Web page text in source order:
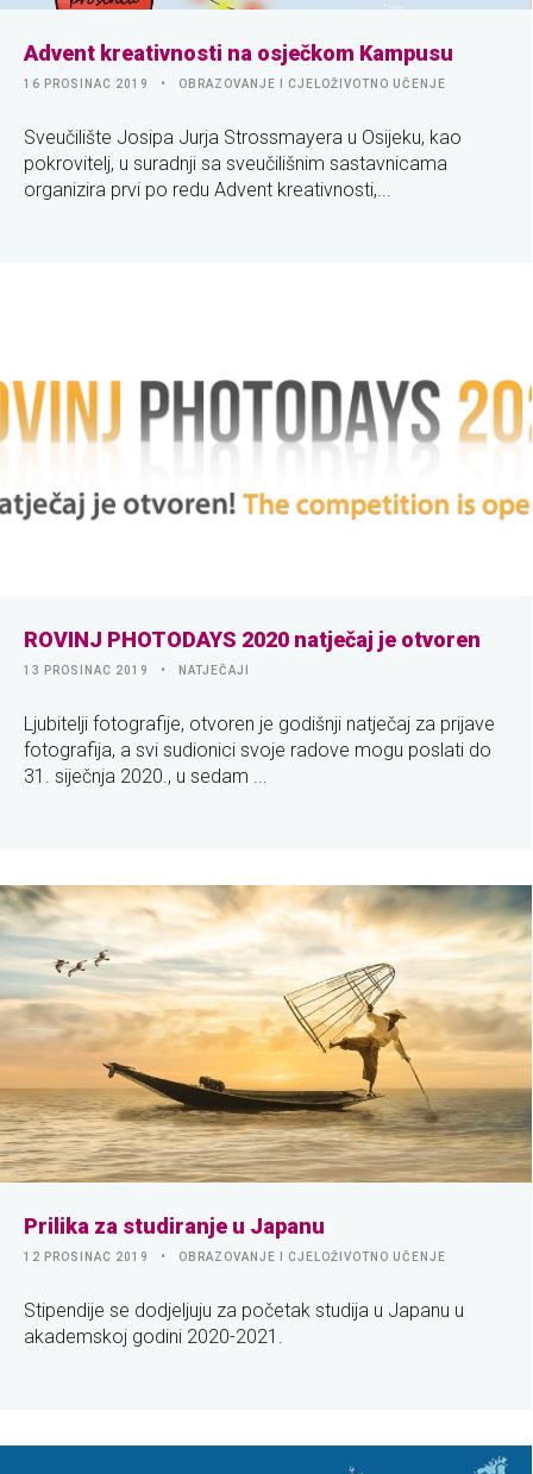
Advent kreativnosti na osječkom Kampusu
16 PROSINAC 2019 OBRAZOVANJE I CJELOŽIVOTNO UČENJE
Sveučilište Josipa Jurja Strossmayera u Osijeku, kao
pokrovitelj, u suradnji sa sveučilišnim sastavnicama
organizira prvi po redu Advent kreativnosti,...
ROVINJ PHOTODAYS 2020 natječaj je otvoren
13 PROSINAC 2019 NATJEČAJI
Ljubitelji fotografije, otvoren je godišnji natječaj za prijave
fotografija, a svi sudionici svoje radove mogu poslati do
31. siječnja 2020., u sedam ...
Prilika za studiranje u Japanu
12 PROSINAC 2019 OBRAZOVANJE I CJELOŽIVOTNO UČENJE
Stipendije se dodjeljuju za početak studija u Japanu u
akademskoj godini 2020-2021.